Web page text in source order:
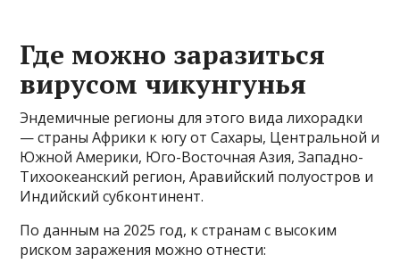
Где можно заразиться
вирусом чикунгунья
Эндемичные регионы для этого вида лихорадки
— страны Африки к югу от Сахары, Центральной и
Южной Америки, Юго-Восточная Азия, Западно-
Тихоокеанский регион, Аравийский полуостров и
Индийский субконтинент.
По данным на 2025 год, к странам с высоким
риском заражения можно отнести: